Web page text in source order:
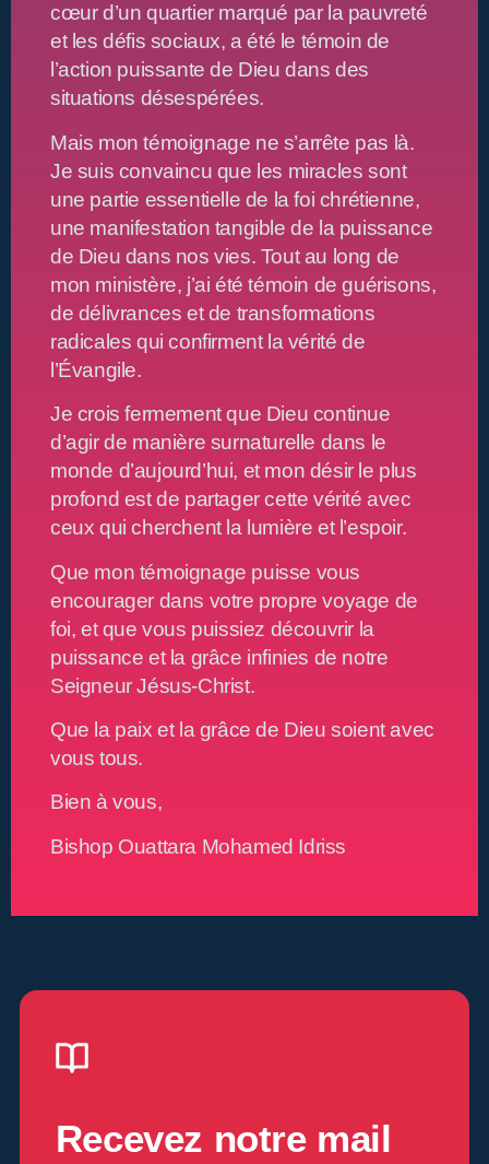
cœur d’un quartier marqué par la pauvreté
et les défis sociaux, a été le témoin de
l’action puissante de Dieu dans des
situations désespérées.
Mais mon témoignage ne s’arrête pas là.
Je suis convaincu que les miracles sont
une partie essentielle de la foi chrétienne,
une manifestation tangible de la puissance
de Dieu dans nos vies. Tout au long de
mon ministère, j’ai été témoin de guérisons,
de délivrances et de transformations
radicales qui confirment la vérité de
l’Évangile.
Je crois fermement que Dieu continue
d’agir de manière surnaturelle dans le
monde d’aujourd’hui, et mon désir le plus
profond est de partager cette vérité avec
ceux qui cherchent la lumière et l’espoir.
Que mon témoignage puisse vous
encourager dans votre propre voyage de
foi, et que vous puissiez découvrir la
puissance et la grâce infinies de notre
Seigneur Jésus-Christ.
Que la paix et la grâce de Dieu soient avec
vous tous.
Bien à vous,
Bishop Ouattara Mohamed Idriss
Recevez notre mail